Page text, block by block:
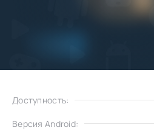
Доступность:
Версия Android: